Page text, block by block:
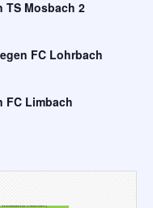
TS Mosbach 2
FC Lohrbach
FC Limbach